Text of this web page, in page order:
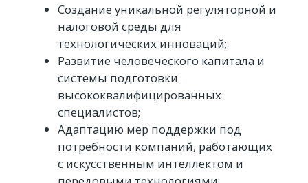
Создание уникальной регуляторной и
налоговой среды для
технологических инноваций;
Развитие человеческого капитала и
системы подготовки
высококвалифицированных
специалистов;
Адаптацию мер поддержки под
потребности компаний, работающих
с искусственным интеллектом и